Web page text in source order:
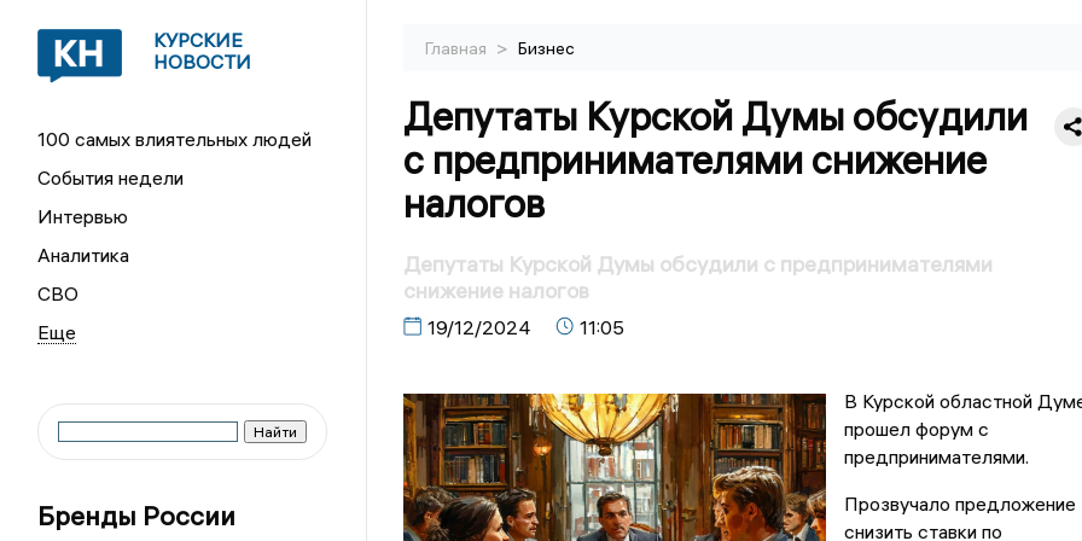
КУРСКИЕ
НОВОСТИ
100 самых влиятельных людей
События недели
Интервью
Аналитика
СВО
Бренды России
Главная > Бизнес
Депутаты Курской Думы обсудили
с предпринимателями снижение
налогов
Депутаты Курской Думы обсудили с предпринимателями
снижение налогов
19/12/2024 11:05
В Курской областной
прошел форум с
предпринимателями.
Прозвучало предложение
снизить ставки по